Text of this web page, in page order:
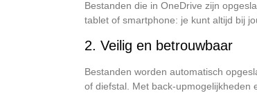
Bestanden die in OneDrive zijn
tablet of smartphone: je kunt altijd bij
2. Veilig en betrouwbaar
Bestanden worden automatisch
of diefstal. Met back-upmogelijkheden